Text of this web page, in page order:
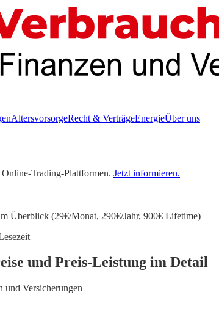
AltersvorsorgeRecht & VerträgeEnergieÜber uns
Trading-Plattformen. Jetzt informieren.
Überblick (29€/Monat, 290€/Jahr, 900€ Lifetime)
und Preis-Leistung im Detail
und Versicherungen